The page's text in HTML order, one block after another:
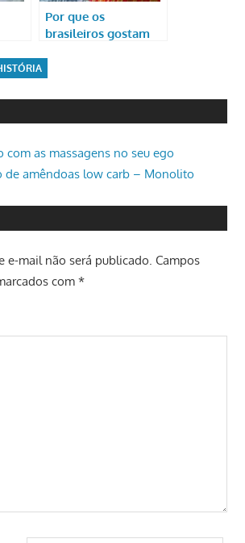
Por que os
brasileiros gostam
com as massagens no seu ego
de amêndoas low carb – Monolito
e-mail não será publicado. Campos
com *